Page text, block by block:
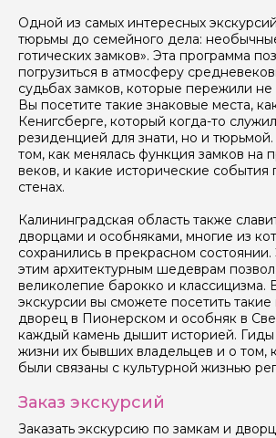
Одной из самых интересных
тюрьмы до семейного дела:
готических замков». Эта программа
погрузиться в атмосферу
судьбах замков, которые пережили не
Вы посетите такие знаковые места,
Кенигсберге, который когда-то
резиденцией для знати, но и
том, как менялась функция замков на
веков, и какие исторические события
стенах.
Калининградская область также
дворцами и особняками, многие из
сохранились в прекрасном
этим архитектурным шедеврам
великолепие барокко и классицизма.
экскурсии вы сможете посетить такие
дворец в Пионерском и особняк в
каждый камень дышит историей. Гиды
жизни их бывших владельцев и о том,
были связаны с культурной жизнью
Заказ экскурсий
Заказать экскурсию по замкам и
Как вас зовут
Ваша электронная почта
Ваш номер телефона
Вопросы и комментарии
Если у вас есть интересующие
задать
Я даю своё согласие на
Отправить